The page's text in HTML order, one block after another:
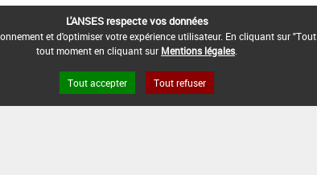
L'ANSES respecte vos données
et d'optimiser votre expérience utilisateur. En cliquant sur
tout moment en cliquant sur Mentions légales
Tout accepter Tout refuser